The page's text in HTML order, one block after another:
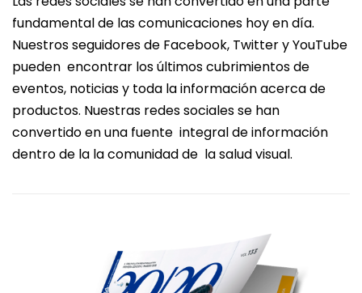
fundamental de las comunicaciones hoy en día.
Nuestros seguidores de Facebook, Twitter y YouTube
pueden encontrar los últimos cubrimientos de
eventos, noticias y toda la información acerca de
productos. Nuestras redes sociales se han
convertido en una fuente integral de información
dentro de la la comunidad de la salud visual.